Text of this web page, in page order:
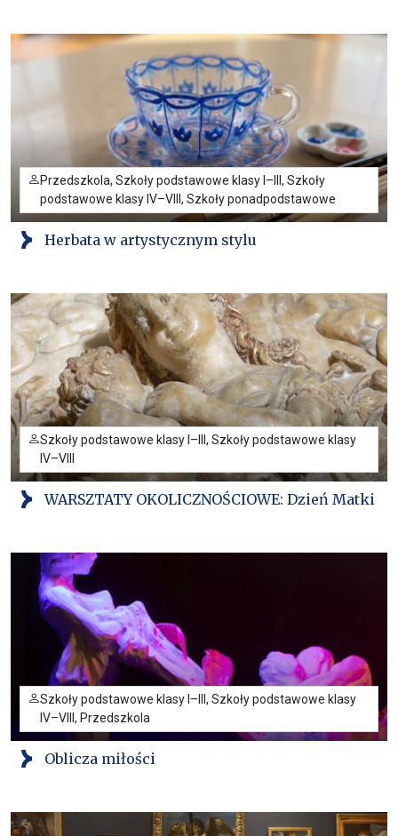
Przedszkola, Szkoły podstawowe klasy I–III, Szkoły
podstawowe klasy IV–VIII, Szkoły ponadpodstawowe
Herbata w artystycznym stylu
Szkoły podstawowe klasy I–III, Szkoły podstawowe klasy
IV–VIII
WARSZTATY OKOLICZNOŚCIOWE: Dzień Matki
Szkoły podstawowe klasy I–III, Szkoły podstawowe klasy
IV–VIII, Przedszkola
Oblicza miłości